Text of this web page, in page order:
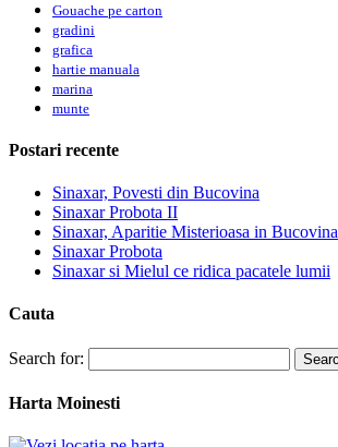
Gouache pe carton
gradini
grafica
hartie manuala
marina
munte
Postari recente
Sinaxar, Povesti din Bucovina
Sinaxar Probota II
Sinaxar, Aparitie Misterioasa in Bucovina
Sinaxar Probota
Sinaxar si Mielul ce ridica pacatele lumii
Cauta
Search for:
Harta Moinesti